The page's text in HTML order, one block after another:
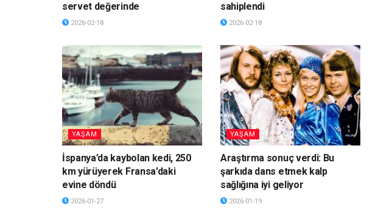
servet değerinde
2026-02-18
sahiplendi
2026-02-18
YAŞAM
İspanya’da kaybolan kedi, 250
km yürüyerek Fransa’daki
evine döndü
2026-01-27
YAŞAM
Araştırma sonuç verdi: Bu
şarkıda dans etmek kalp
sağlığına iyi geliyor
2026-01-19